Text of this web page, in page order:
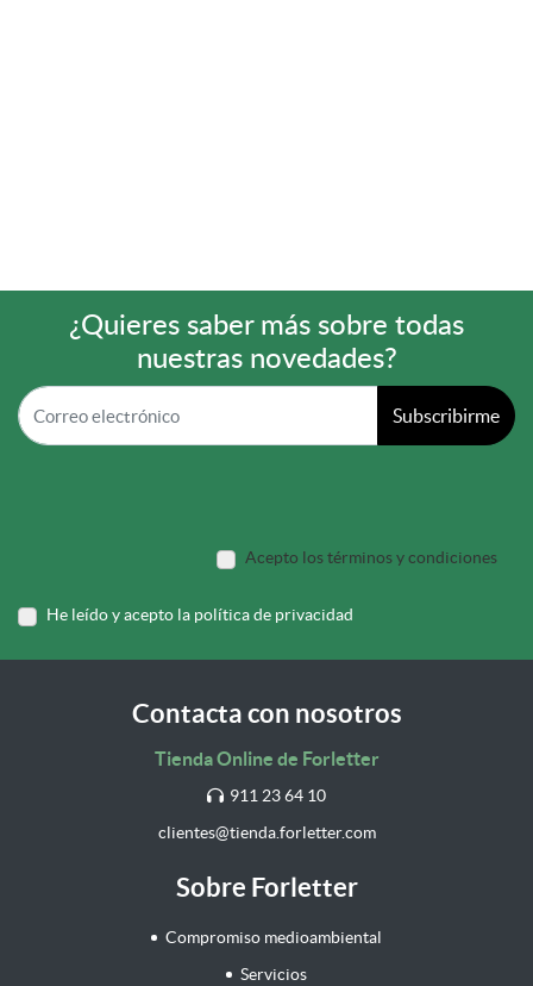
¿Quieres saber más sobre todas
nuestras novedades?
Subscribirme
Acepto los términos y condiciones
He leído y acepto la política de privacidad
Contacta con nosotros
Tienda Online de Forletter
911 23 64 10
clientes@tienda.forletter.com
Sobre Forletter
Compromiso medioambiental
Servicios